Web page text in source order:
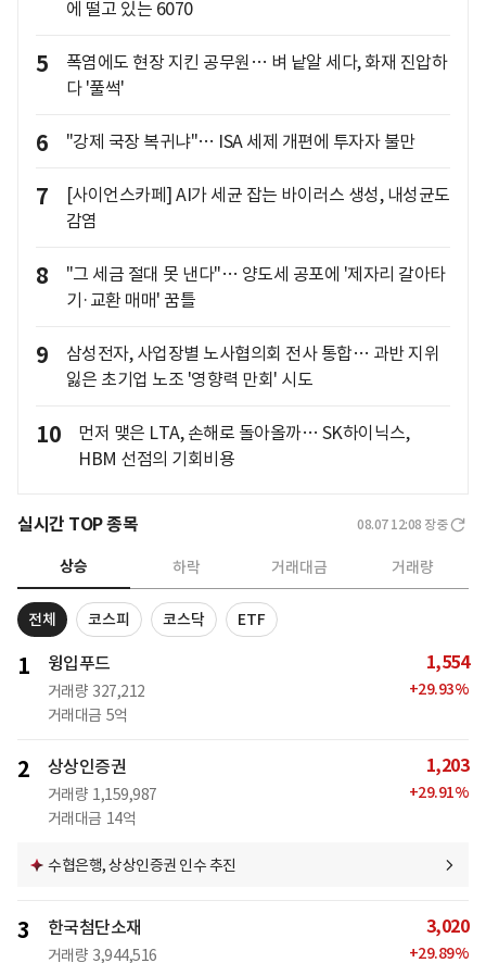
에 떨고 있는 6070
5
폭염에도 현장 지킨 공무원… 벼 낱알 세다, 화재 진압하
다 '풀썩'
6 "강제 국장 복귀냐"… ISA 세제 개편에 투자자 불만
7
[사이언스카페] AI가 세균 잡는 바이러스 생성, 내성균도
감염
8
"그 세금 절대 못 낸다"… 양도세 공포에 '제자리 갈아타
기·교환 매매' 꿈틀
9
삼성전자, 사업장별 노사협의회 전사 통합… 과반 지위
잃은 초기업 노조 '영향력 만회' 시도
10
먼저 맺은 LTA, 손해로 돌아올까… SK하이닉스,
HBM 선점의 기회비용
실시간 TOP 종목 08.07 12:08 장중
상승 하락 거래대금 거래량
전체 코스피 코스닥 ETF
1 윙입푸드
거래량 327,212
거래대금 5억
1,554
+29.93%
2 상상인증권
거래량 1,159,987
거래대금 14억
1,203
+29.91%
수협은행, 상상인증권 인수 추진
3 한국첨단소재
거래량 3,944,516
3,020
+29.89%